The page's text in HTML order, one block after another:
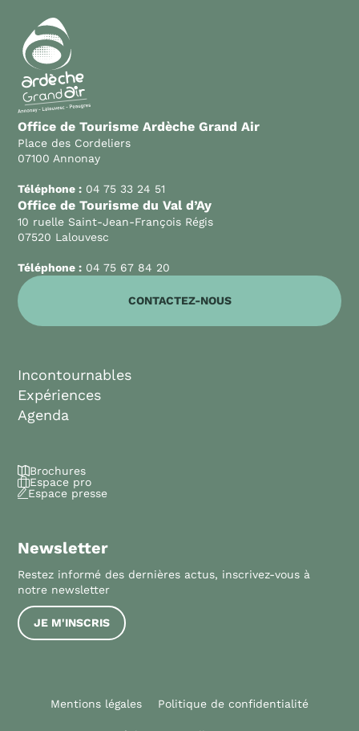
Office de Tourisme Ardèche Grand Air
Place des Cordeliers
07100 Annonay
Téléphone : 04 75 33 24 51
Office de Tourisme du Val d’Ay
10 ruelle Saint-Jean-François Régis
07520 Lalouvesc
Téléphone : 04 75 67 84 20
CONTACTEZ-NOUS
Incontournables
Expériences
Agenda
Brochures
Espace pro
Espace presse
Newsletter
Restez informé des dernières actus, inscrivez-vous à
notre newsletter
JE M'INSCRIS
Mentions légales Politique de confidentialité